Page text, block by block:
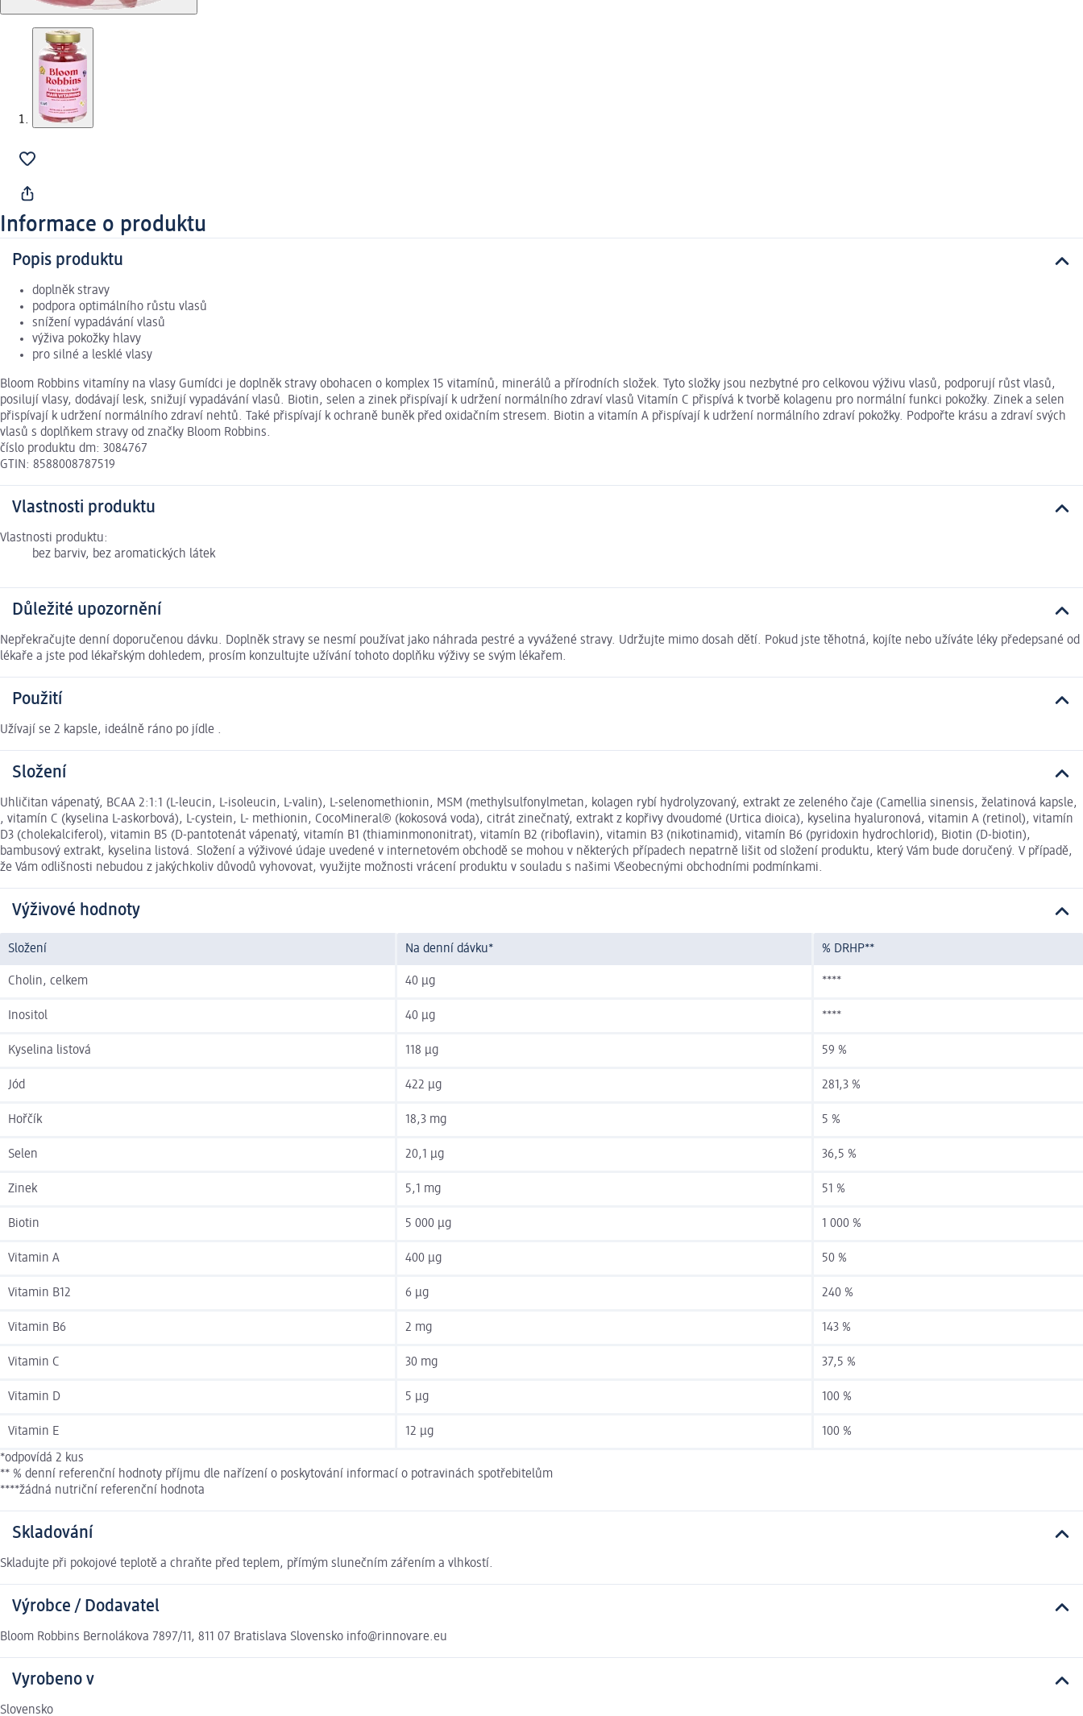
Informace o produktu
Popis produktu
doplněk stravy
podpora optimálního růstu vlasů
snížení vypadávání vlasů
výživa pokožky hlavy
pro silné a lesklé vlasy
Bloom Robbins vitamíny na vlasy Gumídci je doplněk stravy obohacen o komplex 15 vitamínů, minerálů a přírodních složek. Tyto složky jsou nezbytné pro celkovou výživu vlasů, podporují růst vlasů,
posilují vlasy, dodávají lesk, snižují vypadávání vlasů. Biotin, selen a zinek přispívají k udržení normálního zdraví vlasů Vitamín C přispívá k tvorbě kolagenu pro normální funkci pokožky. Zinek a selen
přispívají k udržení normálního zdraví nehtů. Také přispívají k ochraně buněk před oxidačním stresem. Biotin a vitamín A přispívají k udržení normálního zdraví pokožky. Podpořte krásu a zdraví svých
vlasů s doplňkem stravy od značky Bloom Robbins.
číslo produktu dm: 3084767
GTIN: 8588008787519
Vlastnosti produktu
Vlastnosti produktu:
bez barviv, bez aromatických látek
Důležité upozornění
Nepřekračujte denní doporučenou dávku. Doplněk stravy se nesmí používat jako náhrada pestré a vyvážené stravy. Udržujte mimo dosah dětí. Pokud jste těhotná, kojíte nebo užíváte léky předepsané od
lékaře a jste pod lékařským dohledem, prosím konzultujte užívání tohoto doplňku výživy se svým lékařem.
Použití
Užívají se 2 kapsle, ideálně ráno po jídle .
Složení
Uhličitan vápenatý, BCAA 2:1:1 (L-leucin, L-isoleucin, L-valin), L-selenomethionin, MSM (methylsulfonylmetan, kolagen rybí hydrolyzovaný, extrakt ze zeleného čaje (Camellia sinensis, želatinová kapsle,
, vitamín C (kyselina L-askorbová), L-cystein, L- methionin, CocoMineral® (kokosová voda), citrát zinečnatý, extrakt z kopřivy dvoudomé (Urtica dioica), kyselina hyaluronová, vitamin A (retinol), vitamín
D3 (cholekalciferol), vitamin B5 (D-pantotenát vápenatý, vitamín B1 (thiaminmononitrat), vitamín B2 (riboflavin), vitamin B3 (nikotinamid), vitamín B6 (pyridoxin hydrochlorid), Biotin (D-biotin),
bambusový extrakt, kyselina listová. Složení a výživové údaje uvedené v internetovém obchodě se mohou v některých případech nepatrně lišit od složení produktu, který Vám bude doručený. V případě,
že Vám odlišnosti nebudou z jakýchkoliv důvodů vyhovovat, využijte možnosti vrácení produktu v souladu s našimi Všeobecnými obchodními podmínkami.
Výživové hodnoty
Složení Na denní dávku* % DRHP**
Cholin, celkem 40 µg ****
Inositol 40 µg ****
Kyselina listová 118 µg 59 %
Jód 422 µg 281,3 %
Hořčík 18,3 mg 5 %
Selen 20,1 µg 36,5 %
Zinek 5,1 mg 51 %
Biotin 5 000 µg 1 000 %
Vitamin A 400 µg 50 %
Vitamin B12 6 µg 240 %
Vitamin B6 2 mg 143 %
Vitamin C 30 mg 37,5 %
Vitamin D 5 µg 100 %
Vitamin E 12 µg 100 %
*odpovídá 2 kus
** % denní referenční hodnoty příjmu dle nařízení o poskytování informací o potravinách spotřebitelům
****žádná nutriční referenční hodnota
Skladování
Skladujte při pokojové teplotě a chraňte před teplem, přímým slunečním zářením a vlhkostí.
Výrobce / Dodavatel
Bloom Robbins Bernolákova 7897/11, 811 07 Bratislava Slovensko info@rinnovare.eu
Vyrobeno v
Slovensko